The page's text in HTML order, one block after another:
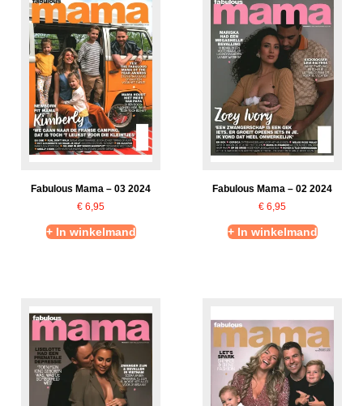
Fabulous Mama – 03 2024
€ 6,95
+ In winkelmand
Fabulous Mama – 02 2024
€ 6,95
+ In winkelmand